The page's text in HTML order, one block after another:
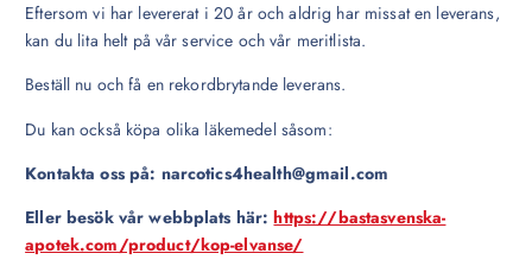
Eftersom vi har levererat i 20 år och aldrig har missat en leverans,
kan du lita helt på vår service och vår meritlista.
Beställ nu och få en rekordbrytande leverans.
Du kan också köpa olika läkemedel såsom:
Kontakta oss på: narcotics4health@gmail.com
Eller besök vår webbplats här:https://bastasvenska-
apotek.com/product/kop-elvanse/